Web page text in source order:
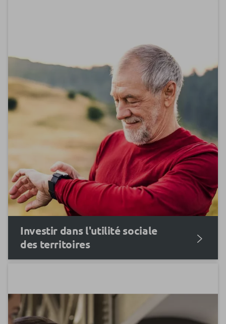
Investir dans l'utilité sociale
des territoires